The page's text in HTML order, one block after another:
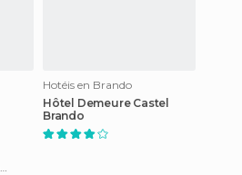
Hotéis en Brando
Hôtel Demeure Castel
Brando